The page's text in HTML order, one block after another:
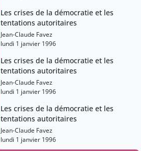
Les crises de la démocratie et les
tentations autoritaires
Jean-Claude Favez
lundi 1 janvier 1996
Les crises de la démocratie et les
tentations autoritaires
Jean-Claude Favez
lundi 1 janvier 1996
Les crises de la démocratie et les
tentations autoritaires
Jean-Claude Favez
lundi 1 janvier 1996